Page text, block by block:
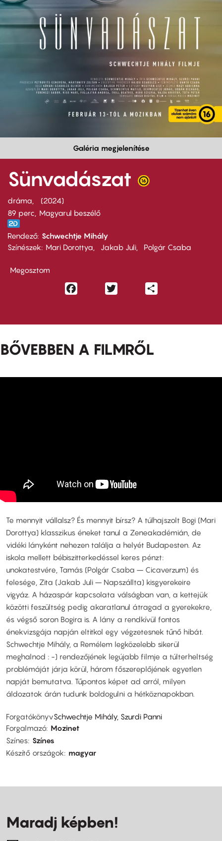
Galéria megjelenítése
Sünvadászat
dráma
2024
89 perc,
Magyarul beszélő
Rendező Schwechtje Mihály
Színészek
Mari Dorottya Jakab Juli Polgár Csaba
Megosztom
Facebook
BŐVEBBEN A FILMRŐL
Te mennyit vállalsz? És mennyit bírsz? A túlhajszolt Bogi (Mari
Dorottya) klasszikus éneket tanul a Zeneakadémián, de
vidéki lányként nehezen találja a helyét Budapesten. Az
iskola mellett bébiszitterkedéssel keres pénzt:
unokatestvére, Tamás (Polgár Csaba – Cicaverzum) és
felesége, Zita (Jakab Juli – Napszállta) kisgyerekeire
vigyáz. A házaspár kapcsolata válságban van, a kettejük
közötti feszültség pedig akaratlanul átragad a gyerekekre,
és végső soron Bogira is. A lány a rendkívül fontos
énekvizsgája napján eltitkol egy végzetesnek tűnő hibát.
Schwechtje Mihály, a Remélem legközelebb sikerül
meghalnod : -) rendezőjének legújabb filmje a túlterheltség
problémáját járja körül, három főszereplőjének egyetlen
napját bemutatva. Tűpontos képet ad arról, milyen
áldozatok árán tudunk boldogulni a hétköznapokban.
ForgatókönyvSchwechtje Mihály, Szurdi Panni
Forgalmazó Mozinet
Színes Színes
Készítő országok
magyar
Maradj képben!